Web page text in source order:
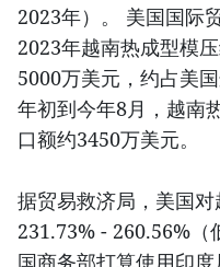
2023年）。 美国国际
2023年越南热成型模
5000万美元，约占美
年初到今年8月，越南
口额约3450万美元。
据贸易救济局，美国
231.73% - 260.56%（
国商务部打算使用印